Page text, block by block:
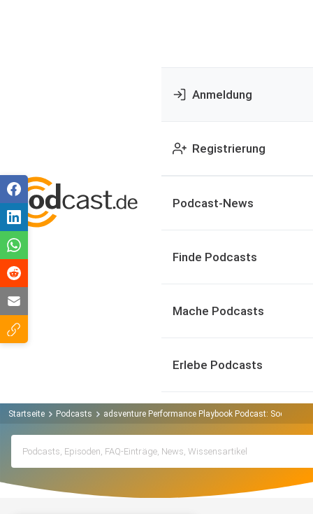
Anmeldung
Registrierung
Podcast-News
Finde Podcasts
Mache Podcasts
Erlebe Podcasts
Startseite Podcasts adsventure Performance Playbook Podcast: Social